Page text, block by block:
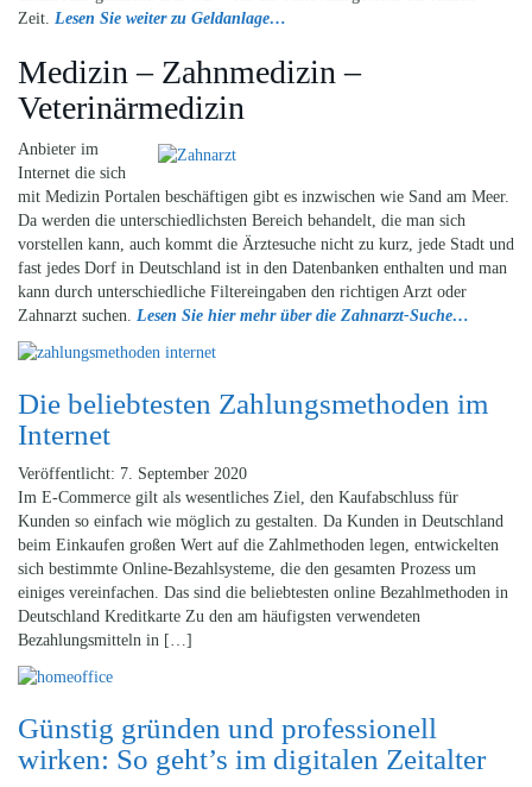
Zeit. Lesen Sie weiter zu Geldanlage…
Medizin – Zahnmedizin –
Veterinärmedizin
Anbieter im
Internet die sich
mit Medizin Portalen beschäftigen gibt es inzwischen wie Sand am Meer.
Da werden die unterschiedlichsten Bereich behandelt, die man sich
vorstellen kann, auch kommt die Ärztesuche nicht zu kurz, jede Stadt und
fast jedes Dorf in Deutschland ist in den Datenbanken enthalten und man
kann durch unterschiedliche Filtereingaben den richtigen Arzt oder
Zahnarzt suchen. Lesen Sie hier mehr über die Zahnarzt-Suche…
Die beliebtesten Zahlungsmethoden im
Internet
Veröffentlicht: 7. September 2020
Im E-Commerce gilt als wesentliches Ziel, den Kaufabschluss für
Kunden so einfach wie möglich zu gestalten. Da Kunden in Deutschland
beim Einkaufen großen Wert auf die Zahlmethoden legen, entwickelten
sich bestimmte Online-Bezahlsysteme, die den gesamten Prozess um
einiges vereinfachen. Das sind die beliebtesten online Bezahlmethoden in
Deutschland Kreditkarte Zu den am häufigsten verwendeten
Bezahlungsmitteln in […]
Günstig gründen und professionell
wirken: So geht’s im digitalen Zeitalter